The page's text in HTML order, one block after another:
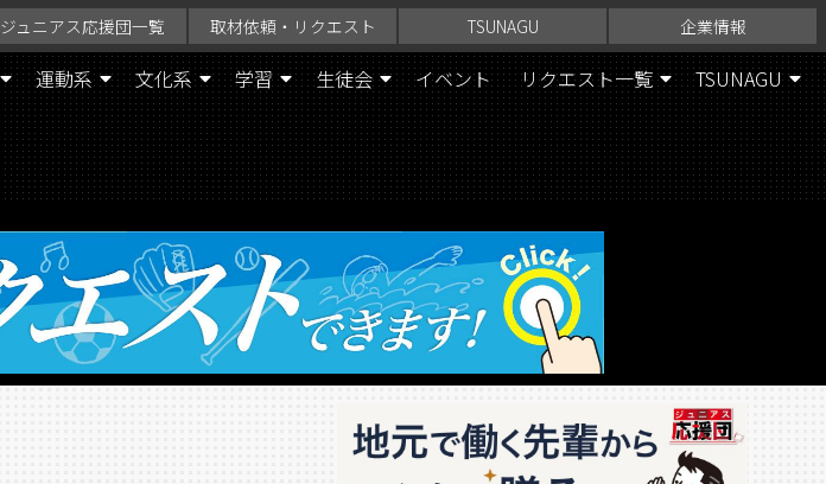
ジュニアス応援団一覧 取材依頼・リクエスト TSUNAGU 企業情報
運動系 文化系 学習 生徒会 イベント リクエスト一覧 TSUNAGU